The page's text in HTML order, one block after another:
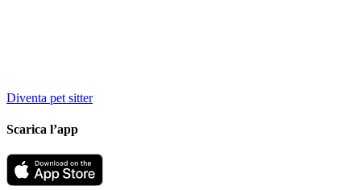
Diventa pet sitter
Scarica l’app